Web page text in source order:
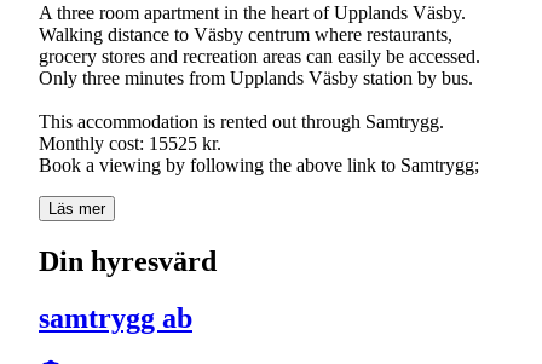
A three room apartment in the heart of Upplands Väsby.
Walking distance to Väsby centrum where restaurants,
grocery stores and recreation areas can easily be accessed.
Only three minutes from Upplands Väsby station by bus.
This accommodation is rented out through Samtrygg.
Monthly cost: 15525 kr.
Book a viewing by following the above link to Samtrygg;
Läs mer
Din hyresvärd
samtrygg ab